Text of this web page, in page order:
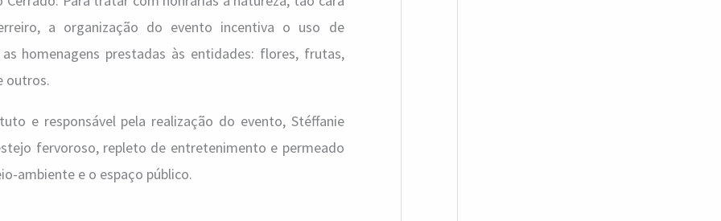
a organização do evento incentiva o uso de
homenagens prestadas às entidades: flores, frutas,
outros.
e responsável pela realização do evento, Stéffanie
fervoroso, repleto de entretenimento e permeado
ambiente e o espaço público.